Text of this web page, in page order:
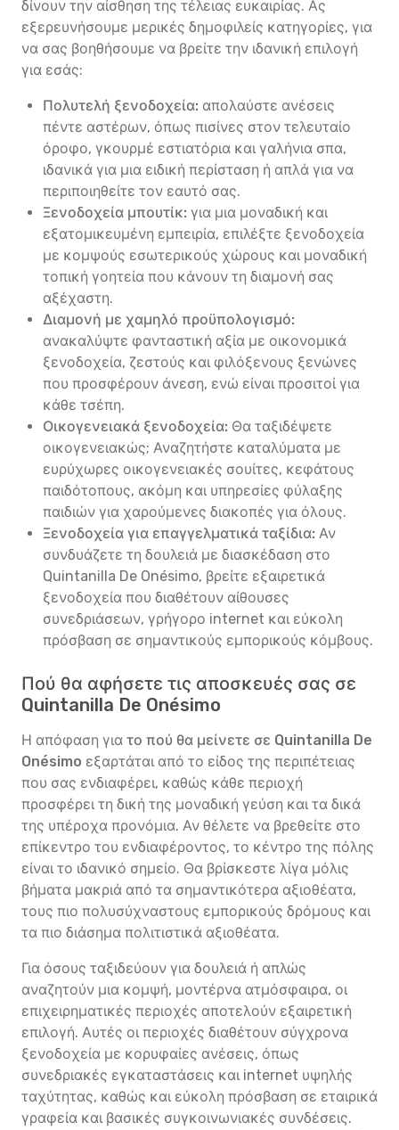
δίνουν την αίσθηση της τέλειας ευκαιρίας. Ας
εξερευνήσουμε μερικές δημοφιλείς κατηγορίες, για
να σας βοηθήσουμε να βρείτε την ιδανική επιλογή
για εσάς:
Πολυτελή ξενοδοχεία: απολαύστε ανέσεις
πέντε αστέρων, όπως πισίνες στον τελευταίο
όροφο, γκουρμέ εστιατόρια και γαλήνια σπα,
ιδανικά για μια ειδική περίσταση ή απλά για να
περιποιηθείτε τον εαυτό σας.
Ξενοδοχεία μπουτίκ: για μια μοναδική και
εξατομικευμένη εμπειρία, επιλέξτε ξενοδοχεία
με κομψούς εσωτερικούς χώρους και μοναδική
τοπική γοητεία που κάνουν τη διαμονή σας
αξέχαστη.
Διαμονή με χαμηλό προϋπολογισμό:
ανακαλύψτε φανταστική αξία με οικονομικά
ξενοδοχεία, ζεστούς και φιλόξενους ξενώνες
που προσφέρουν άνεση, ενώ είναι προσιτοί για
κάθε τσέπη.
Οικογενειακά ξενοδοχεία: Θα ταξιδέψετε
οικογενειακώς; Αναζητήστε καταλύματα με
ευρύχωρες οικογενειακές σουίτες, κεφάτους
παιδότοπους, ακόμη και υπηρεσίες φύλαξης
παιδιών για χαρούμενες διακοπές για όλους.
Ξενοδοχεία για επαγγελματικά ταξίδια: Αν
συνδυάζετε τη δουλειά με διασκέδαση στο
Quintanilla De Onésimo, βρείτε εξαιρετικά
ξενοδοχεία που διαθέτουν αίθουσες
συνεδριάσεων, γρήγορο internet και εύκολη
πρόσβαση σε σημαντικούς εμπορικούς κόμβους.
Πού θα αφήσετε τις αποσκευές σας σε
Quintanilla De Onésimo
Η απόφαση για το πού θα μείνετε σε Quintanilla De
Onésimo εξαρτάται από το είδος της περιπέτειας
που σας ενδιαφέρει, καθώς κάθε περιοχή
προσφέρει τη δική της μοναδική γεύση και τα δικά
της υπέροχα προνόμια. Αν θέλετε να βρεθείτε στο
επίκεντρο του ενδιαφέροντος, το κέντρο της πόλης
είναι το ιδανικό σημείο. Θα βρίσκεστε λίγα μόλις
βήματα μακριά από τα σημαντικότερα αξιοθέατα,
τους πιο πολυσύχναστους εμπορικούς δρόμους και
τα πιο διάσημα πολιτιστικά αξιοθέατα.
Για όσους ταξιδεύουν για δουλειά ή απλώς
αναζητούν μια κομψή, μοντέρνα ατμόσφαιρα, οι
επιχειρηματικές περιοχές αποτελούν εξαιρετική
επιλογή. Αυτές οι περιοχές διαθέτουν σύγχρονα
ξενοδοχεία με κορυφαίες ανέσεις, όπως
συνεδριακές εγκαταστάσεις και internet υψηλής
ταχύτητας, καθώς και εύκολη πρόσβαση σε εταιρικά
γραφεία και βασικές συγκοινωνιακές συνδέσεις.